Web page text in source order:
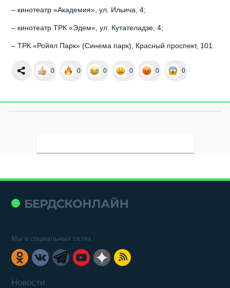
– кинотеатр «Академия», ул. Ильича, 4;
– кинотеатр ТРК «Эдем», ул. Кутателадзе, 4;
– ТРК «Ройял Парк» (Синема парк), Красный проспект, 101.
0 0 0 0 0 0
Новости
Мы в социальных сетях